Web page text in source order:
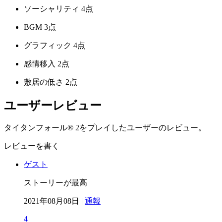
ソーシャリティ 4点
BGM 3点
グラフィック 4点
感情移入 2点
敷居の低さ 2点
ユーザーレビュー
タイタンフォール® 2をプレイしたユーザーのレビュー。
レビューを書く
ゲスト
ストーリーが最高
2021年08月08日 | 通報
4